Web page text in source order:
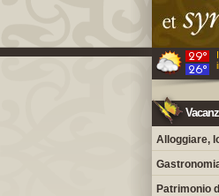
Alloggiare,
Patrimonio